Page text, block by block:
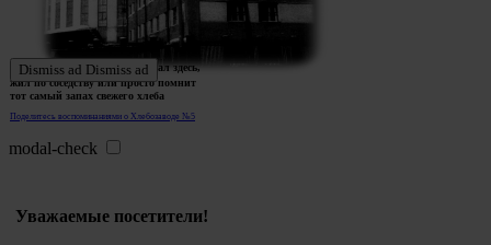
Поделитесь воспоминаниями о Хлебозаводе №5
Ждем истории тех, кто работал здесь,
жил по соседству или просто помнит
тот самый запах свежего хлеба
Dismiss ad Dismiss ad
modal-check
Уважаемые посетители!